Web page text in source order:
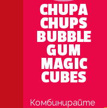
CHUPA
CHUPS
BUBBLE
GUM
MAGIC
CUBES
Комбинирайте